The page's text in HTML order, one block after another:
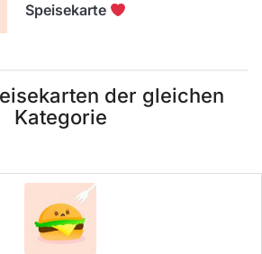
Speisekarte
der gleichen
Kategorie